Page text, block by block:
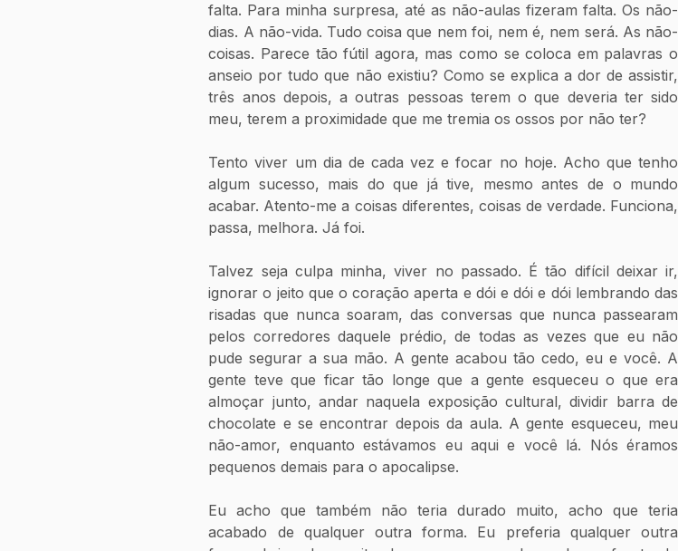
falta. Para minha surpresa, até as não-aulas fizeram falta. Os não-
dias. A não-vida. Tudo coisa que nem foi, nem é, nem será. As não-
coisas. Parece tão fútil agora, mas como se coloca em palavras o
anseio por tudo que não existiu? Como se explica a dor de assistir,
três anos depois, a outras pessoas terem o que deveria ter sido
meu, terem a proximidade que me tremia os ossos por não ter?
Tento viver um dia de cada vez e focar no hoje. Acho que tenho
algum sucesso, mais do que já tive, mesmo antes de o mundo
acabar. Atento-me a coisas diferentes, coisas de verdade. Funciona,
passa, melhora. Já foi.
Talvez seja culpa minha, viver no passado. É tão difícil deixar ir,
ignorar o jeito que o coração aperta e dói e dói e dói lembrando das
risadas que nunca soaram, das conversas que nunca passearam
pelos corredores daquele prédio, de todas as vezes que eu não
pude segurar a sua mão. A gente acabou tão cedo, eu e você. A
gente teve que ficar tão longe que a gente esqueceu o que era
almoçar junto, andar naquela exposição cultural, dividir barra de
chocolate e se encontrar depois da aula. A gente esqueceu, meu
não-amor, enquanto estávamos eu aqui e você lá. Nós éramos
pequenos demais para o apocalipse.
Eu acho que também não teria durado muito, acho que teria
acabado de qualquer outra forma. Eu preferia qualquer outra